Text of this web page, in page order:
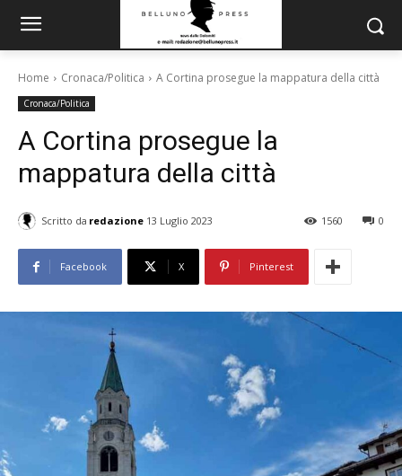
Home Cronaca/Politica A Cortina prosegue la mappatura della città
Cronaca/Politica
A Cortina prosegue la
mappatura della città
Scritto da redazione 13 Luglio 2023 0
1560
Facebook X Pinterest